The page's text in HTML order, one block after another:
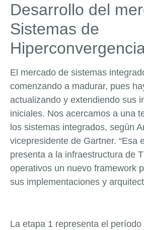
Desarrollo del
Sistemas de
El mercado de sistemas
comenzando a madurar, pues
actualizando y extendiendo sus
iniciales. Nos acercamos a una
los sistemas integrados, según
vicepresidente de Gartner. “Esa
presenta a la infraestructura de
operativos un nuevo framework
sus implementaciones y
La etapa 1 representa el